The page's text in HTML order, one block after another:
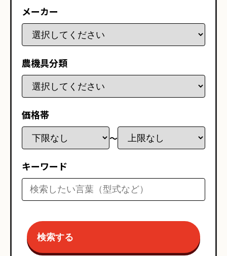
メーカー
農機具分類
価格帯
〜
キーワード